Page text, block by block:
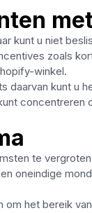
kunt u niet
zoals
winkel.
daarvan kunt u
concentreren
te
oneindige
om het bereik